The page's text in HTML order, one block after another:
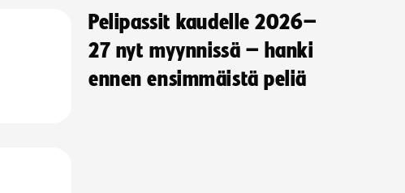
Pelipassit kaudelle 2026–
27 nyt myynnissä – hanki
ennen ensimmäistä peliä